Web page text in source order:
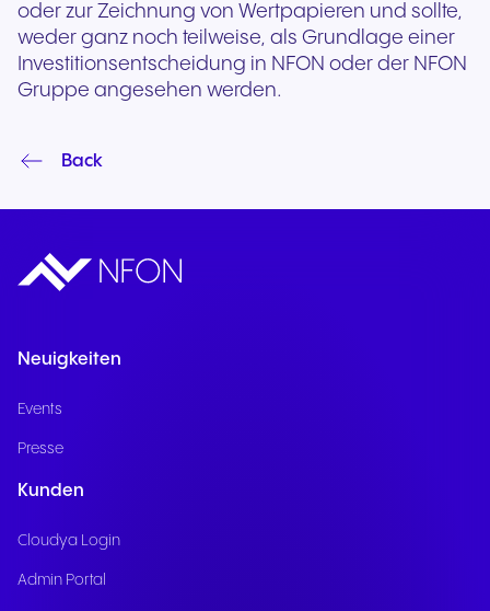
oder zur Zeichnung von Wertpapieren und sollte,
weder ganz noch teilweise, als Grundlage einer
Investitionsentscheidung in NFON oder der NFON
Gruppe angesehen werden.
Back
Neuigkeiten
Events
Presse
Kunden
Cloudya Login
Admin Portal